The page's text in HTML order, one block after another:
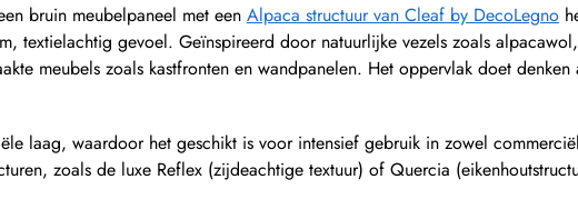
bruin meubelpaneel met een Alpaca structuur van Cleaf by DecoLegno
textielachtig gevoel. Geïnspireerd door natuurlijke vezels zoals
meubels zoals kastfronten en wandpanelen. Het oppervlak doet
laag, waardoor het geschikt is voor intensief gebruik in zowel
zoals de luxe Reflex (zijdeachtige textuur) of Quercia